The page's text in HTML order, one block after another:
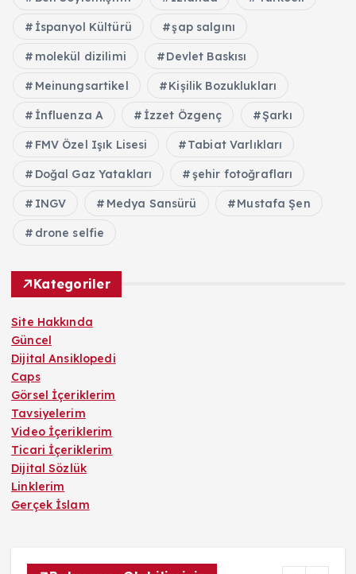
İspanyol Kültürü şap salgını
molekül dizilimi Devlet Baskısı
Meinungsartikel Kişilik Bozuklukları
İnfluenza A İzzet Özgenç Şarkı
FMV Özel Işık Lisesi Tabiat Varlıkları
Doğal Gaz Yatakları şehir fotoğrafları
INGV Medya Sansürü Mustafa Şen
drone selfie
Kategoriler
Site Hakkında
Güncel
Dijital Ansiklopedi
Caps
Görsel İçeriklerim
Tavsiyelerim
Video İçeriklerim
Ticari İçeriklerim
Dijital Sözlük
Linklerim
Gerçek İslam